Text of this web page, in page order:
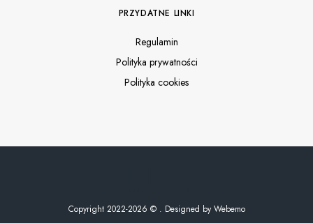
PRZYDATNE LINKI
Regulamin
Polityka prywatności
Polityka cookies
Copyright 2022-2026 © . Designed by Webemo